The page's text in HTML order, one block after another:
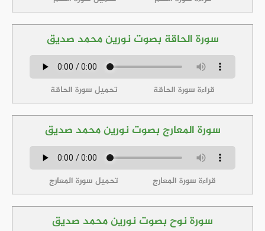
سورة الحاقة بصوت نورين محمد صديق
قراءة سورة الحاقة تحميل سورة الحاقة
سورة المعارج بصوت نورين محمد صديق
قراءة سورة المعارج تحميل سورة المعارج
سورة نوح بصوت نورين محمد صديق